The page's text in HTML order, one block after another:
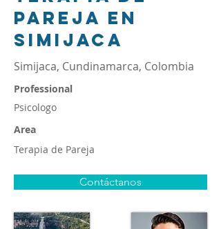
pareja en
Simijaca
Simijaca, Cundinamarca, Colombia
Professional
Psicologo
Area
Terapia de Pareja
Contáctanos